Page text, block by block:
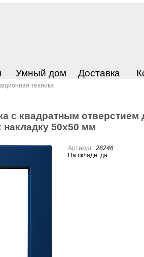
Умный дом Доставка
техника
с квадpатным отвеpстием
50х50 мм
Артикул: 28246
На складе: да